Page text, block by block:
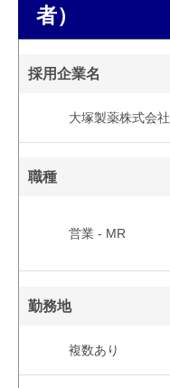
者）
採用企業名
大塚製薬株式会社
職種
営業 - MR
勤務地
複数あり